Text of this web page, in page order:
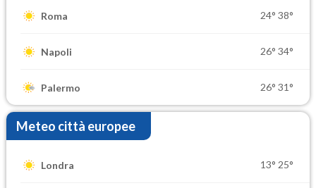
Roma 24° 38°
Napoli 26° 34°
Palermo 26° 31°
Meteo città europee
Londra 13° 25°